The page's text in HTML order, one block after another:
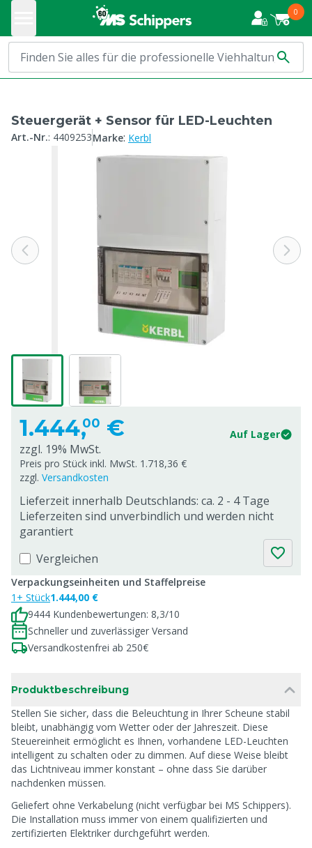
0
Steuergerät + Sensor für LED-Leuchten
Art.-Nr.: 4409253Marke: Kerbl
1.444,00 € Auf Lager
zzgl. 19% MwSt.
Preis pro Stück inkl. MwSt. 1.718,36 €
zzgl. Versandkosten
Lieferzeit innerhalb Deutschlands: ca. 2 - 4 Tage
Lieferzeiten sind unverbindlich und werden nicht
garantiert
Vergleichen
Verpackungseinheiten und Staffelpreise
1+ Stück1.444,00 €
9444 Kundenbewertungen: 8,3/10
Schneller und zuverlässiger Versand
Versandkostenfrei ab 250€
Produktbeschreibung
Stellen Sie sicher, dass die Beleuchtung in Ihrer Scheune stabil
bleibt, unabhängig vom Wetter oder der Jahreszeit. Diese
Steuereinheit ermöglicht es Ihnen, vorhandene LED-Leuchten
intelligent zu schalten oder zu dimmen. Auf diese Weise bleibt
das Lichtniveau immer konstant – ohne dass Sie darüber
nachdenken müssen.
Geliefert ohne Verkabelung (nicht verfügbar bei MS Schippers).
Die Installation muss immer von einem qualifizierten und
zertifizierten Elektriker durchgeführt werden.